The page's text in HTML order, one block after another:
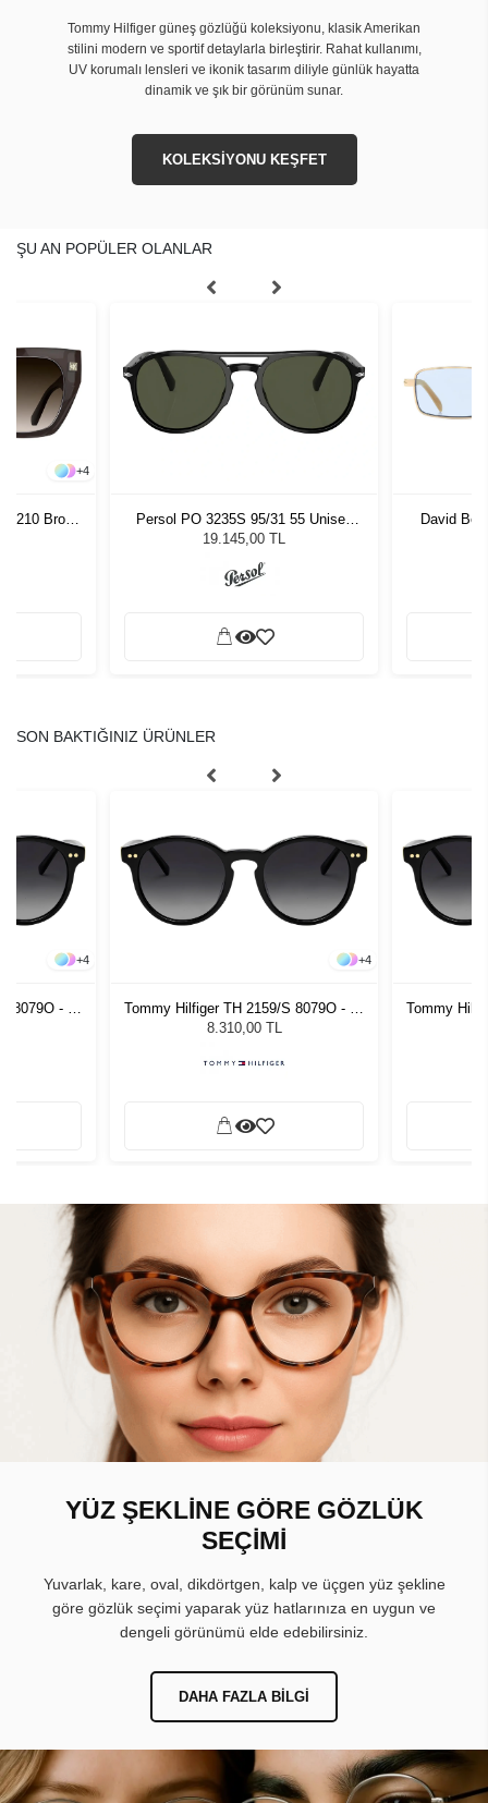
Tommy Hilfiger güneş gözlüğü koleksiyonu, klasik Amerikan
stilini modern ve sportif detaylarla birleştirir. Rahat kullanımı,
UV korumalı lensleri ve ikonik tasarım diliyle günlük hayatta
dinamik ve şık bir görünüm sunar.
KOLEKSİYONU KEŞFET
ŞU AN POPÜLER OLANLAR
+4
210 Brown
Persol PO 3235S 95/31 55 Unisex
Güneş Gözlüğü
19.145,00 TL
David
SON BAKTIĞINIZ ÜRÜNLER
+4
8079O - 52
+4
Tommy Hilfiger TH 2159/S 8079O - 52
Kadın Güneş Gözlüğü
8.310,00 TL
Tommy
YÜZ ŞEKLİNE GÖRE GÖZLÜK
SEÇİMİ
Yuvarlak, kare, oval, dikdörtgen, kalp ve üçgen yüz şekline
göre gözlük seçimi yaparak yüz hatlarınıza en uygun ve
dengeli görünümü elde edebilirsiniz.
DAHA FAZLA BILGI